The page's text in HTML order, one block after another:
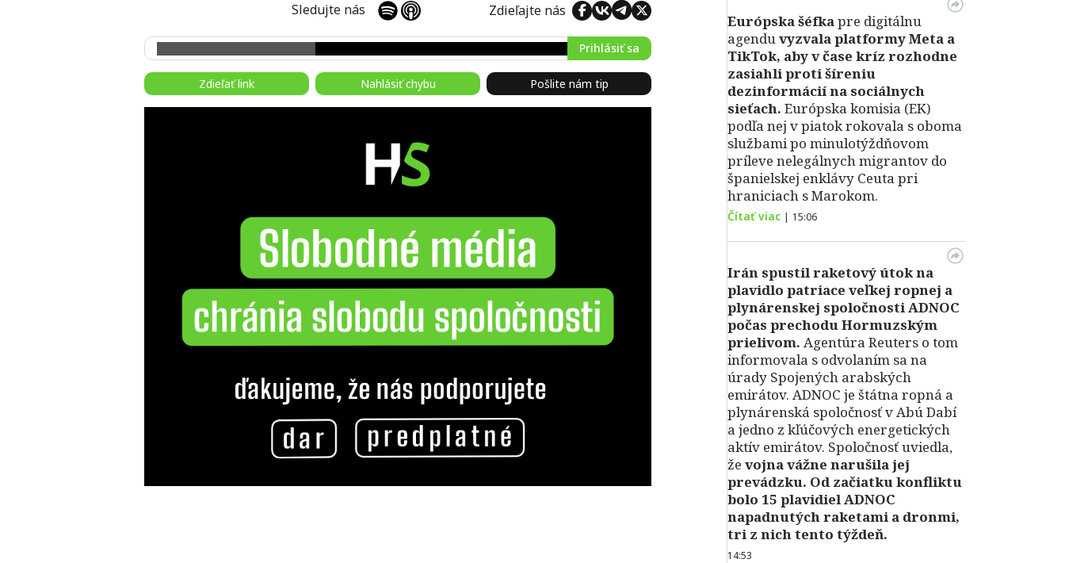
Sledujte nás Zdieľajte nás
Prihlásiť sa
Zdieľať link Nahlásiť chybu Pošlite nám tip
Európska šéfkapre digitálnu
agenduvyzvala platformy Meta a
TikTok, aby v čase kríz rozhodne
zasiahli proti šíreniu
dezinformácií na sociálnych
sieťach. Európska komisia (EK)
podľa nej v piatok rokovala s oboma
službami po minulotýždňovom
príleve nelegálnych migrantov do
španielskej enklávy Ceuta pri
hraniciach s Marokom.
Čítať viac | 15:06
Irán spustil raketový útok na
plavidlo patriace veľkej ropnej a
plynárenskej spoločnosti ADNOC
počas prechodu Hormuzským
prielivom. Agentúra Reuters o tom
informovala s odvolaním sa na
úrady Spojených arabských
emirátov. ADNOC je štátna ropná a
plynárenská spoločnosť v Abú Dabí
a jedno z kľúčových energetických
aktív emirátov. Spoločnosť uviedla,
že vojna vážne narušila jej
prevádzku. Od začiatku konfliktu
bolo 15 plavidiel ADNOC
napadnutých raketami a dronmi,
tri z nich tento týždeň.
14:53